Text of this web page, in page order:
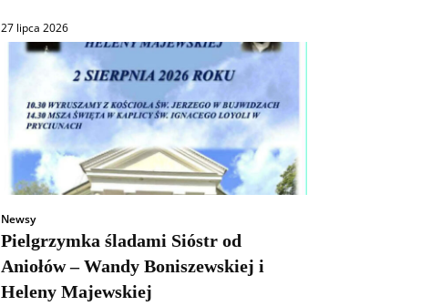
27 lipca 2026
Newsy
Pielgrzymka śladami Sióstr od
Aniołów – Wandy Boniszewskiej i
Heleny Majewskiej